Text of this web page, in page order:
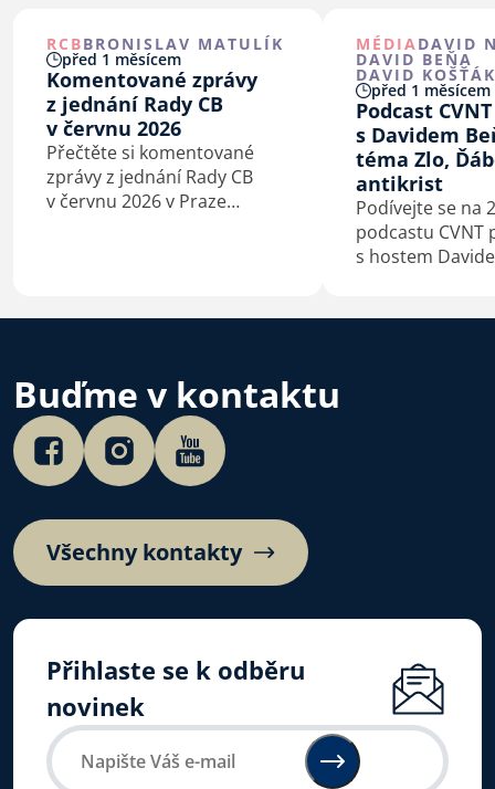
RCBBRONISLAV MATULÍK
před 1 měsícem
Komentované zprávy
z jednání Rady CB
v červnu 2026
Přečtěte si komentované
zprávy z jednání Rady CB
v červnu 2026 v Praze
MÉDIA DAVID
DAVID BEŇA
DAVID KOŠŤÁK
před 1 měsícem
Podcast CVNT
s Davidem
téma Zlo,
antikrist
Podívejte se na
podcastu CVNT
s hostem
Buďme v kontaktu
Všechny kontakty
Přihlaste se k odběru
novinek